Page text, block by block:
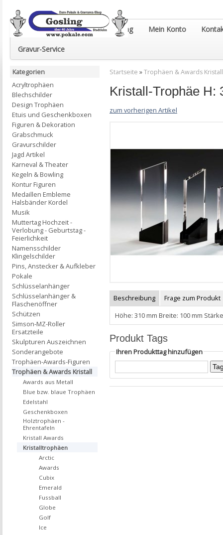
Euro-Pokale & Gravur-Shop Gosling Mein Konto
Gravur-Service
Startseite »Trophäen & Awards Kristall
Kristall-Trophäe H:
zum vorherigen Artikel
Beschreibung
Frage zum Produkt
Höhe: 310 mm Breite: 100 mm
Produkt Tags
Ihren Produkttag hinzufügen
Kategorien
Acryltrophäen
Blechschilder
Design Trophäen
Etuis und Geschenkboxen
Figuren & Dekoration
Grabschmuck
Gravurschilder
Jagd Artikel
Karneval & Theater
Kegeln & Bowling
Kontur Figuren
Medaillen Embleme
Halsbänder Kordel
Musik
Muttertag Hochzeit -
Verlobung - Geburtstag -
Feierlichkeit
Namensschilder
Klingelschilder
Pins, Anstecker & Aufkleber
Pokale
Schlüsselanhänger
Schlüsselanhänger &
Flaschenöffner
Schützen
Simson-MZ-Roller
Ersatzteile
Skulpturen Auszeichnen
Sonderangebote
Trophäen-Awards-Figuren
Trophäen & Awards Kristall
Awards aus Metall
Blue bzw. blaue Trophäen
Edelstahl
Geschenkboxen
Holztrophäen -
Ehrentafeln
Kristall Awards
Kristalltrophäen
Arctic
Awards
Cubix
Emerald
Fussball
Globe
Golf
Ice